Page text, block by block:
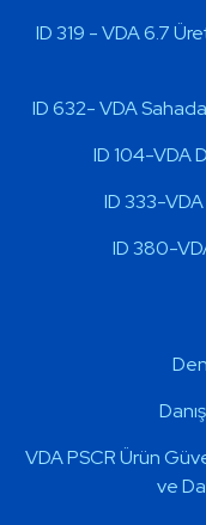
ID 319 - VDA 6.7
ID 632- VDA
ID 104-VDA
ID 333-
ID 380-
VDA PSCR Ürün
ve